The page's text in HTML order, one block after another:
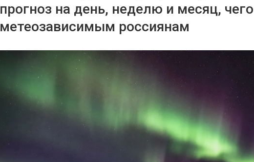
прогноз на день, неделю и месяц,
метеозависимым россиянам